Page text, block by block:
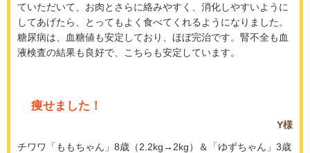
ていただいて、お肉とさらに絡みやすく、消化しやすいように
してあげたら、とってもよく食べてくれるようになりました。
糖尿病は、血糖値も安定しており、ほぼ完治です。腎不全も血
液検査の結果も良好で、こちらも安定しています。
痩せました！
Y様
チワワ「ももちゃん」8歳（2.2kg→2kg）＆「ゆずちゃん」3歳